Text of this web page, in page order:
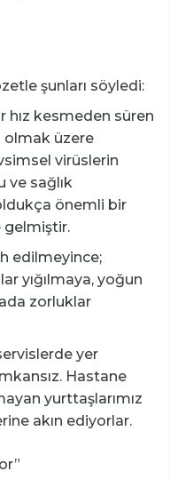
şunları söyledi:
hız kesmeden süren
olmak üzere
virüslerin
ve sağlık
önemli bir
gelmiştir.
edilmeyince;
yığılmaya, yoğun
zorluklar
yer
Hastane
yurttaşlarımız
akın ediyorlar.